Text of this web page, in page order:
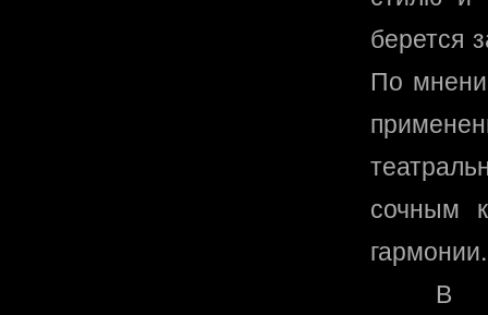
берется
По
сочным
гармонии.
В